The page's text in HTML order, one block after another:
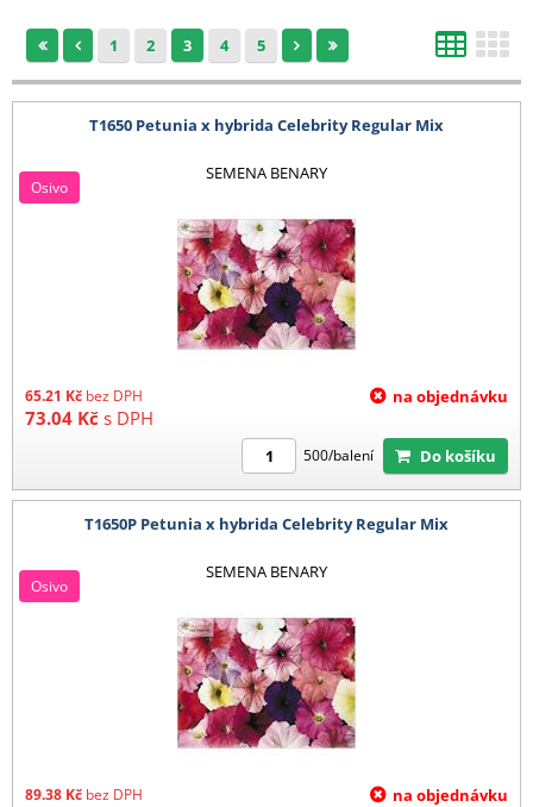
1 2 3 4 5
T1650 Petunia x hybrida Celebrity Regular Mix
SEMENA BENARY
65.21 Kč bez DPH
73.04 Kč s DPH
Osivo
na objednávku
500/balení Do košíku
T1650P Petunia x hybrida Celebrity Regular Mix
SEMENA BENARY
89.38 Kč bez DPH
Osivo
na objednávku